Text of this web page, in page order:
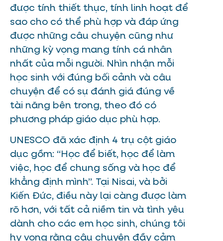
được tính thiết thực, tính linh hoạt để
sao cho có thể phù hợp và đáp ứng
được những câu chuyện cũng như
những kỳ vọng mang tính cá nhân
nhất của mỗi người. Nhìn nhận mỗi
học sinh với đúng bối cảnh và câu
chuyện để có sự đánh giá đúng về
tài năng bên trong, theo đó có
phương pháp giáo dục phù hợp.
UNESCO đã xác định 4 trụ cột giáo
dục gồm: “Học để biết, học để làm
việc, học để chung sống và học để
khẳng định mình”. Tại Nisai, và bởi
Kiến Đức, điều này lại càng được làm
rõ hơn, với tất cả niềm tin và tình yêu
dành cho các em học sinh, chúng tôi
hy vọng rằng câu chuyện đầy cảm